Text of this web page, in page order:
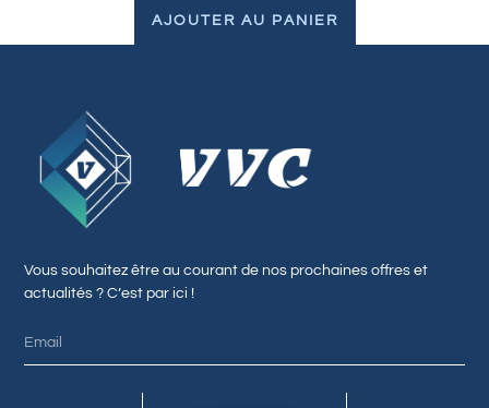
AJOUTER AU PANIER
Vous souhaitez être au courant de nos prochaines offres et
actualités ? C’est par ici !